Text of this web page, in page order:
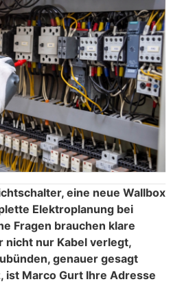
eine neue Wallbox
Elektroplanung bei
Fragen brauchen klare
nicht nur Kabel verlegt,
genauer gesagt
ist Marco Gurt Ihre Adresse